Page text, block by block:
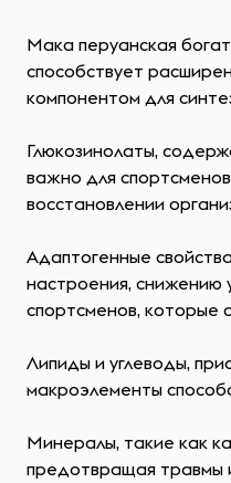
Мака перуанская
способствует
компонентом для
Глюкозинолаты,
важно для
восстановлении
Адаптогенные
настроения, снижению
спортсменов, которые
Липиды и углеводы,
макроэлементы
Минералы, такие как
предотвращая травмы